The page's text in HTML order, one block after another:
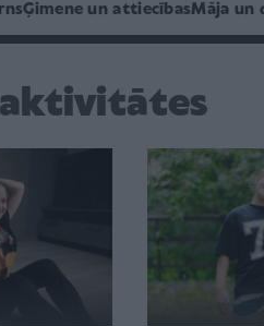
Ģimene un attiecībasMāja un
aktivitātes